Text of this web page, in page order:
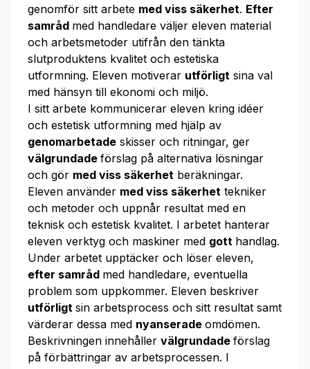
genomför sitt arbete med viss säkerhet. Efter
samråd med handledare väljer eleven material
och arbetsmetoder utifrån den tänkta
slutproduktens kvalitet och estetiska
utformning. Eleven motiverar utförligt sina val
med hänsyn till ekonomi och miljö.
I sitt arbete kommunicerar eleven kring idéer
och estetisk utformning med hjälp av
genomarbetade skisser och ritningar, ger
välgrundade förslag på alternativa lösningar
och gör med viss säkerhet beräkningar.
Eleven använder med viss säkerhet tekniker
och metoder och uppnår resultat med en
teknisk och estetisk kvalitet. I arbetet hanterar
eleven verktyg och maskiner med gott handlag.
Under arbetet upptäcker och löser eleven,
efter samråd med handledare, eventuella
problem som uppkommer. Eleven beskriver
utförligt sin arbetsprocess och sitt resultat samt
värderar dessa med nyanserade omdömen.
Beskrivningen innehåller välgrundade förslag
på förbättringar av arbetsprocessen. I